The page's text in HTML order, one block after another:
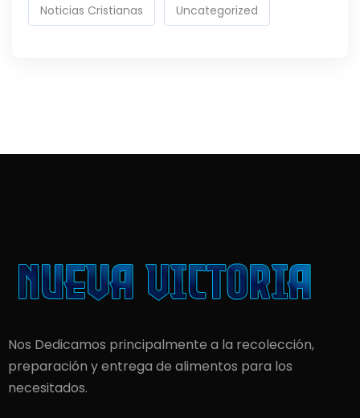
Noticias Cristianas Uncategorized
Nos Dedicamos principalmente a la recolección,
preparación y entrega de alimentos para los
necesitados.